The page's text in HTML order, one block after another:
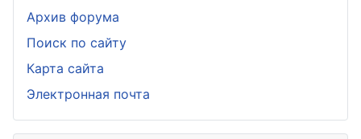
Архив форума
Поиск по сайту
Карта сайта
Электронная почта